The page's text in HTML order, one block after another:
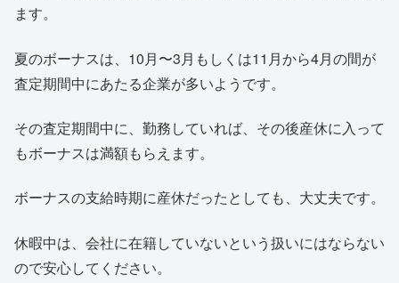
ます。
夏のボーナスは、10月〜3月もしくは11月から4月の間が
査定期間中にあたる企業が多いようです。
その査定期間中に、勤務していれば、その後産休に入って
もボーナスは満額もらえます。
ボーナスの支給時期に産休だったとしても、大丈夫です。
休暇中は、会社に在籍していないという扱いにはならない
ので安心してください。